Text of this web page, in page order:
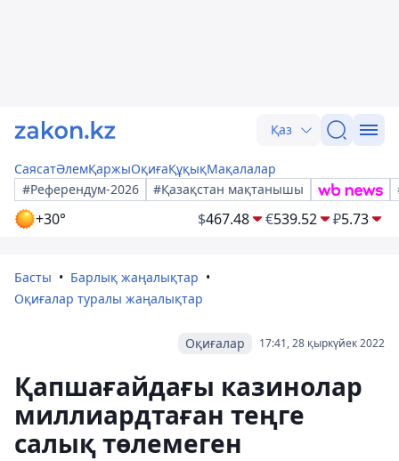
Қаз
СаясатӘлемҚаржыОқиғаҚұқықМақалалар
#Референдум-2026
#Қазақстан мақтанышы
+30° $467.48 €539.52 ₽5.73
Басты
Барлық жаңалықтар
Оқиғалар туралы жаңалықтар
17:41, 28 қыркүйек 2022
Оқиғалар
Қапшағайдағы казинолар
миллиардтаған теңге
салық төлемеген